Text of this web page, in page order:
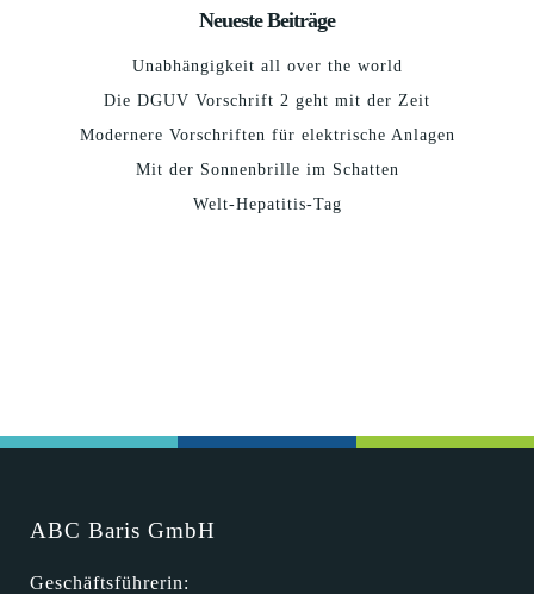
Neueste Beiträge
Unabhängigkeit all over the world
Die DGUV Vorschrift 2 geht mit der Zeit
Modernere Vorschriften für elektrische Anlagen
Mit der Sonnenbrille im Schatten
Welt-Hepatitis-Tag
ABC Baris GmbH
Geschäftsführerin: